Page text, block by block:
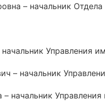
– начальник
Управления
– начальник
начальник